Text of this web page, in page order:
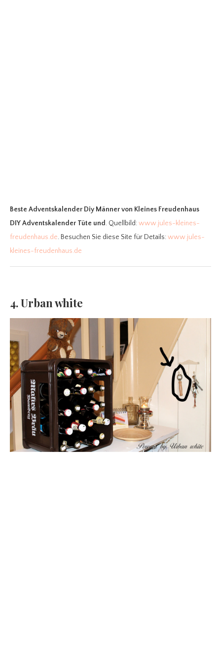
Beste Adventskalender Diy Männervon Kleines Freudenhaus
DIY Adventskalender Tüte und. Quellbild:www.jules-kleines-
freudenhaus.de. Besuchen Sie diese Site für Details:www.jules-
kleines-freudenhaus.de
4. Urban white